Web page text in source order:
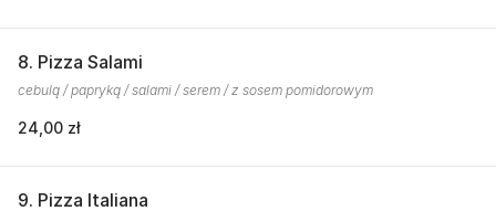
8. Pizza Salami
cebulą / papryką / salami / serem / z sosem pomidorowym
24,00 zł
9. Pizza Italiana